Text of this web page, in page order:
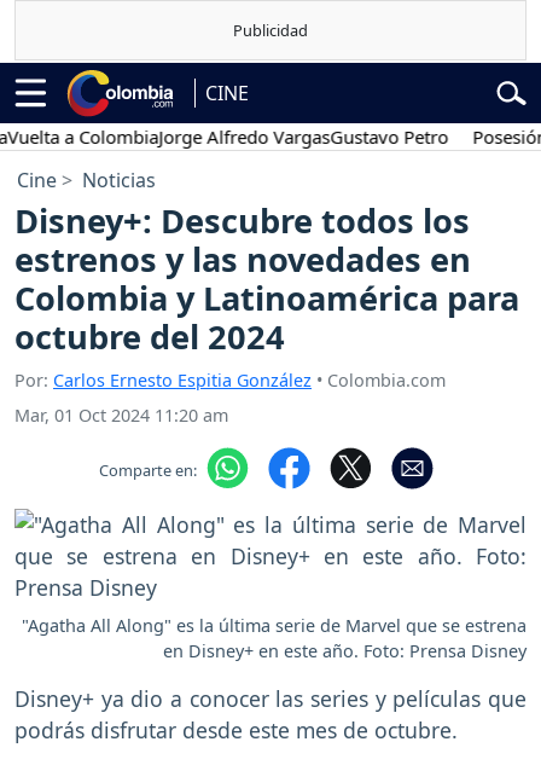
CINE
a ColombiaJorge Alfredo VargasGustavo Petro Posesión
Cine Noticias
Disney+: Descubre todos los
estrenos y las novedades en
Colombia y Latinoamérica para
octubre del 2024
Por: Carlos Ernesto Espitia González • Colombia.com
Mar, 01 Oct 2024 11:20 am
Comparte en:
"Agatha All Along" es la última serie de Marvel que se estrena
en Disney+ en este año. Foto: Prensa Disney
Disney+ ya dio a conocer las series y películas que
podrás disfrutar desde este mes de octubre.